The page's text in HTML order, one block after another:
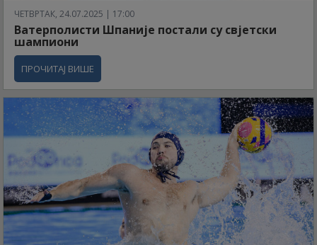
ЧЕТВРТАК, 24.07.2025 | 17:00
Ватерполисти Шпаније постали су свјетски
шампиони
ПРОЧИТАЈ ВИШЕ